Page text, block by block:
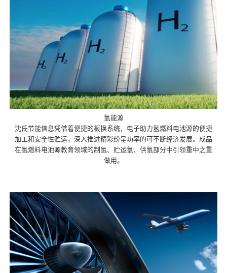
氢能源
沈氏节能信息凭借着便捷的板换系统，电子助力氢燃料电池源的便捷
加工和安全性贮运，深入推进精彩纷呈功率的可不断经济发展。成品
在氢燃料电池源教育领域的制氢、贮运氢、供氢部分中引领重中之重
做用。